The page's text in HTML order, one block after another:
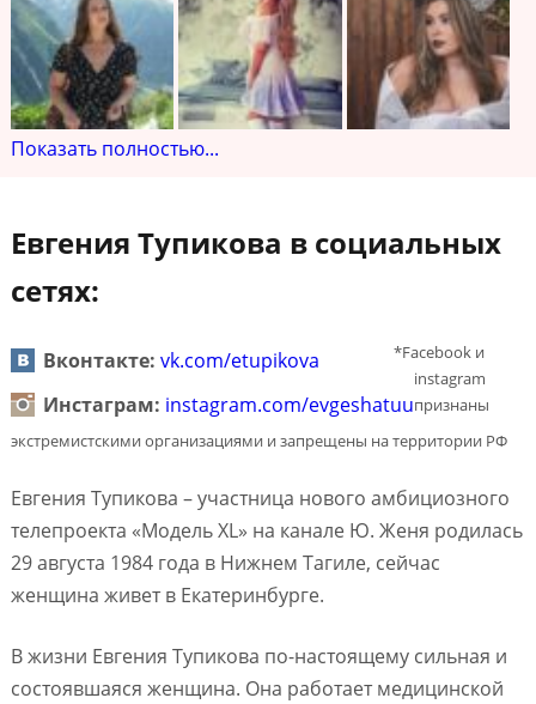
Показать полностью...
Евгения Тупикова в социальных
сетях:
Вконтакте: vk.com/etupikova
Инстаграм: instagram.com/evgeshatuu
*Facebook и
instagram
признаны
экстремистскими организациями и запрещены на территории РФ
Евгения Тупикова – участница нового амбициозного
телепроекта «Модель XL» на канале Ю. Женя родилась
29 августа 1984 года в Нижнем Тагиле, сейчас
женщина живет в Екатеринбурге.
В жизни Евгения Тупикова по-настоящему сильная и
состоявшаяся женщина. Она работает медицинской